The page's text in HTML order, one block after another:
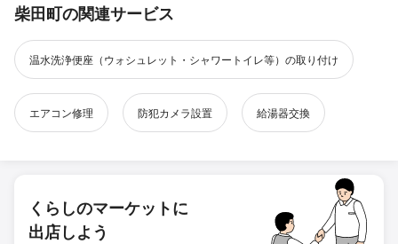
柴田町の関連サービス
温水洗浄便座（ウォシュレット・シャワートイレ等）の取り付け
エアコン修理 防犯カメラ設置 給湯器交換
くらしのマーケットに
出店しよう